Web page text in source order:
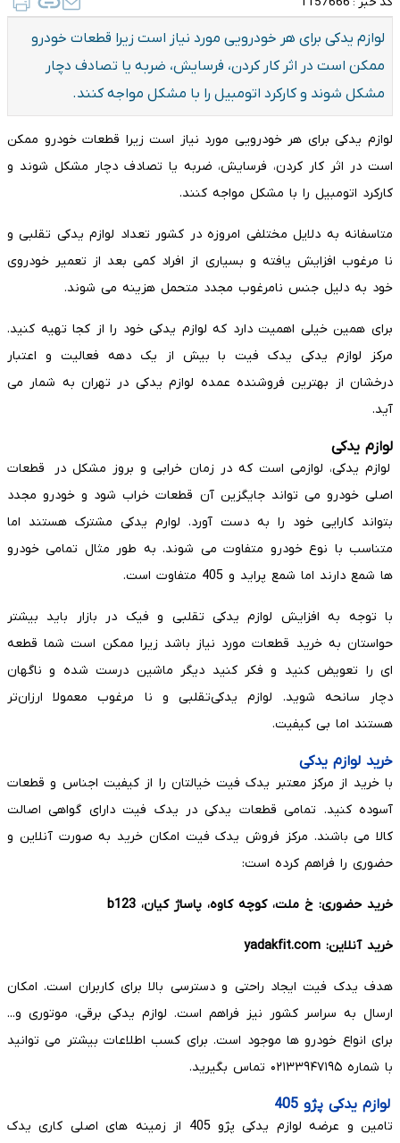
لوازم یدکی برای هر خودرویی مورد نیاز است زیرا قطعات خودرو
ممکن است در اثر کار کردن، فرسایش، ضربه یا تصادف دچار
مشکل شوند و کارکرد اتومبیل را با مشکل مواجه کنند.
لوازم یدکی برای هر خودرویی مورد نیاز است زیرا قطعات خودرو ممکن
است در اثر کار کردن، فرسایش، ضربه یا تصادف دچار مشکل شوند و
کارکرد اتومبیل را با مشکل مواجه کنند.
متاسفانه به دلایل مختلفی امروزه در کشور تعداد لوازم یدکی تقلبی و
نا مرغوب افزایش یافته و بسیاری از افراد کمی بعد از تعمیر خودروی
خود به دلیل جنس نامرغوب مجدد متحمل هزینه می شوند.
برای همین خیلی اهمیت دارد که لوازم یدکی خود را از کجا تهیه کنید.
مرکز لوازم یدکی یدک فیت با بیش از یک دهه فعالیت و اعتبار
درخشان از بهترین فروشنده عمده لوازم یدکی در تهران به شمار می
آید.
لوازم یدکی
لوازم یدکی، لوازمی است که در زمان خرابی و بروز مشکل در قطعات
اصلی خودرو می تواند جایگزین آن قطعات خراب ‌شود و خودرو مجدد
بتواند کارایی خود را به دست آورد. لوارم یدکی مشترک هستند اما
متناسب با نوع خودرو متفاوت می شوند. به طور مثال تمامی خودرو
ها شمع دارند اما شمع پراید و 405 متفاوت است.
با توجه به افزایش لوازم یدکی تقلبی و فیک در بازار باید بیشتر
حواستان به خرید قطعات مورد نیاز باشد زیرا ممکن است شما قطعه
ای را تعویض کنید و فکر کنید دیگر ماشین درست شده و ناگهان
دچار سانحه شوید. لوازم یدکی‌تقلبی و نا مرغوب معمولا ارزان‌تر
هستند اما بی کیفیت.
خرید لوازم یدکی
با خرید از مرکز معتبر یدک فیت خیالتان را از کیفیت اجناس و قطعات
آسوده کنید. تمامی قطعات یدکی در یدک فیت دارای گواهی اصالت
کالا می باشند. مرکز فروش یدک فیت امکان خرید به صورت آنلاین و
حضوری را فراهم کرده است:
خرید حضوری: خ ملت، کوچه کاوه، پاساژ کیان، b123
خرید آنلاین: yadakfit.com
هدف یدک فیت ایجاد راحتی و دسترسی بالا برای کاربران است. امکان
ارسال به سراسر کشور نیز فراهم است. لوازم یدکی برقی، موتوری و...
برای انواع خودرو ها موجود است. برای کسب اطلاعات بیشتر می توانید
با شماره ۰۲۱۳۳۹۴۷۱۹۵ تماس بگیرید.
لوازم یدکی پژو 405
تامین و عرضه لوازم یدکی پژو 405 از زمینه های اصلی کاری یدک